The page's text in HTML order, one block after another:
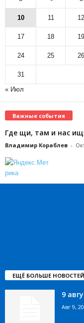
10 11 12
17 18 19
24 25 26
31
« Июл
Важные события
Где щи, там и нас
Владимир Кораблев -
ЕЩЁ БОЛЬШЕ НОВОСТЕЙ
9
Авг 9,